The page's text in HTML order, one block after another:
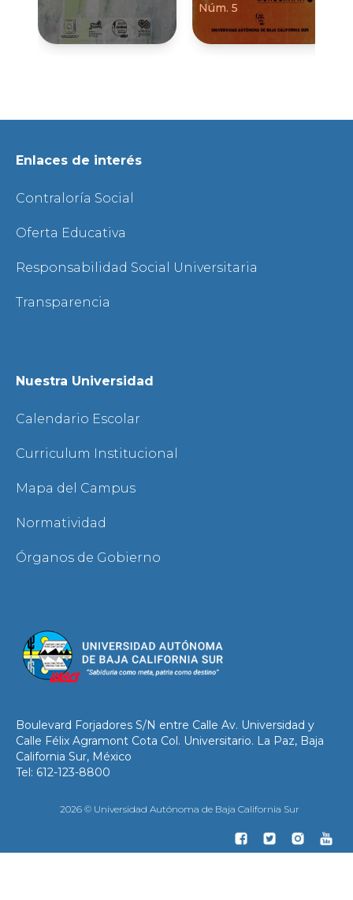
Núm. 5
Enlaces de interés
Contraloría Social
Oferta Educativa
Responsabilidad Social Universitaria
Transparencia
Nuestra Universidad
Calendario Escolar
Curriculum Institucional
Mapa del Campus
Normatividad
Órganos de Gobierno
Boulevard Forjadores S/N entre Calle Av. Universidad y
Calle Félix Agramont Cota Col. Universitario. La Paz, Baja
California Sur, México
Tel: 612-123-8800
2026 © Universidad Autónoma de Baja California Sur